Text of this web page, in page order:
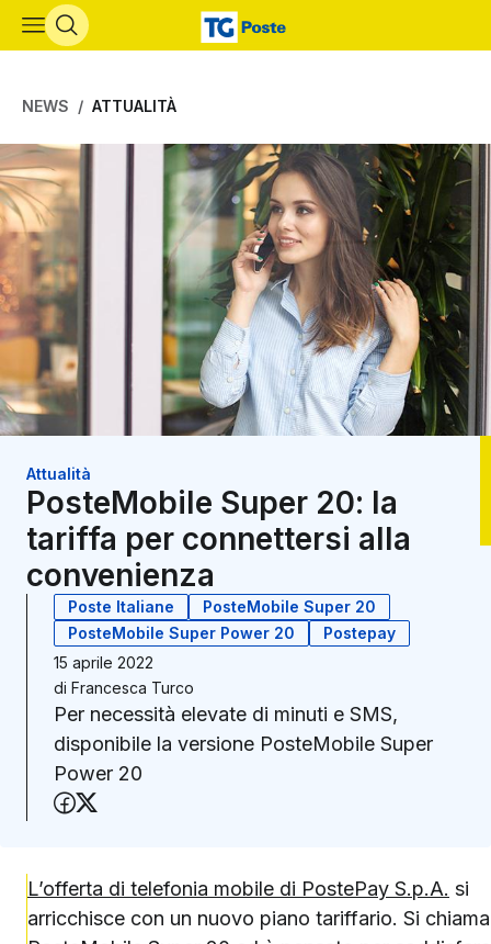
Vai al contenuto principale
NEWS ATTUALITÀ
Attualità
PosteMobile Super 20: la
tariffa per connettersi alla
convenienza
Poste Italiane
PosteMobile Super 20
PosteMobile Super Power 20
Postepay
15 aprile 2022
di Francesca Turco
Per necessità elevate di minuti e SMS,
disponibile la versione PosteMobile Super
Power 20
Condividi su Facebook
L’offerta di telefonia mobile di PostePay S.p.A. si
arricchisce con un nuovo piano tariffario. Si chiama